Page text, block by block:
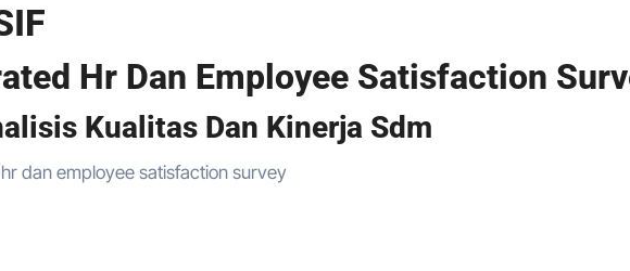
Hr Dan Employee Satisfaction
Kualitas Dan Kinerja Sdm